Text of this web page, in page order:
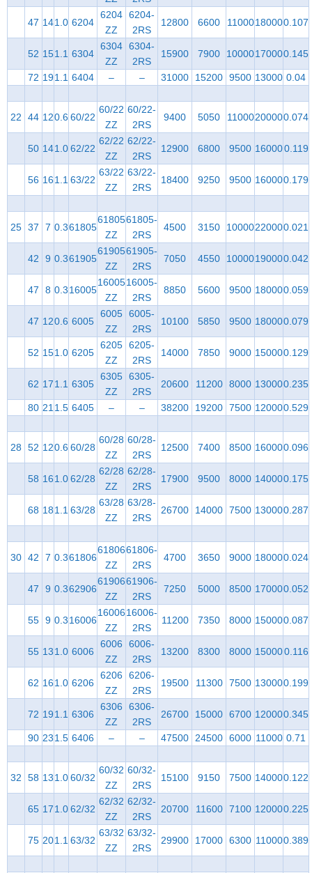
47 141.0 6204
6204
ZZ
6204-
2RS
12800 6600 11000180000.107
52 151.1 6304
6304
ZZ
6304-
2RS
15900 7900 10000170000.145
72 191.1 6404 – – 31000 15200 9500 13000 0.04
22 44 120.660/22
60/22
ZZ
60/22-
2RS
9400 5050 11000200000.074
50 141.062/22
62/22
ZZ
62/22-
2RS
12900 6800 9500 160000.119
56 161.163/22
63/22
ZZ
63/22-
2RS
18400 9250 9500 160000.179
25 37 7 0.361805
61805
ZZ
61805-
2RS
4500 3150 10000220000.021
42 9 0.361905
61905
ZZ
61905-
2RS
7050 4550 10000190000.042
47 8 0.316005
16005
ZZ
16005-
2RS
8850 5600 9500 180000.059
47 120.6 6005
6005
ZZ
6005-
2RS
10100 5850 9500 180000.079
52 151.0 6205
6205
ZZ
6205-
2RS
14000 7850 9000 150000.129
62 171.1 6305
6305
ZZ
6305-
2RS
20600 11200 8000 130000.235
80 211.5 6405 – – 38200 19200 7500 120000.529
28 52 120.660/28
60/28
ZZ
60/28-
2RS
12500 7400 8500 160000.096
58 161.062/28
62/28
ZZ
62/28-
2RS
17900 9500 8000 140000.175
68 181.163/28
63/28
ZZ
63/28-
2RS
26700 14000 7500 130000.287
30 42 7 0.361806
61806
ZZ
61806-
2RS
4700 3650 9000 180000.024
47 9 0.362906
61906
ZZ
61906-
2RS
7250 5000 8500 170000.052
55 9 0.316006
16006
ZZ
16006-
2RS
11200 7350 8000 150000.087
55 131.0 6006
6006
ZZ
6006-
2RS
13200 8300 8000 150000.116
62 161.0 6206
6206
ZZ
6206-
2RS
19500 11300 7500 130000.199
72 191.1 6306
6306
ZZ
6306-
2RS
26700 15000 6700 120000.345
90 231.5 6406 – – 47500 24500 6000 11000 0.71
32 58 131.060/32
60/32
ZZ
60/32-
2RS
15100 9150 7500 140000.122
65 171.062/32
62/32
ZZ
62/32-
2RS
20700 11600 7100 120000.225
75 201.163/32
63/32
ZZ
63/32-
2RS
29900 17000 6300 110000.389